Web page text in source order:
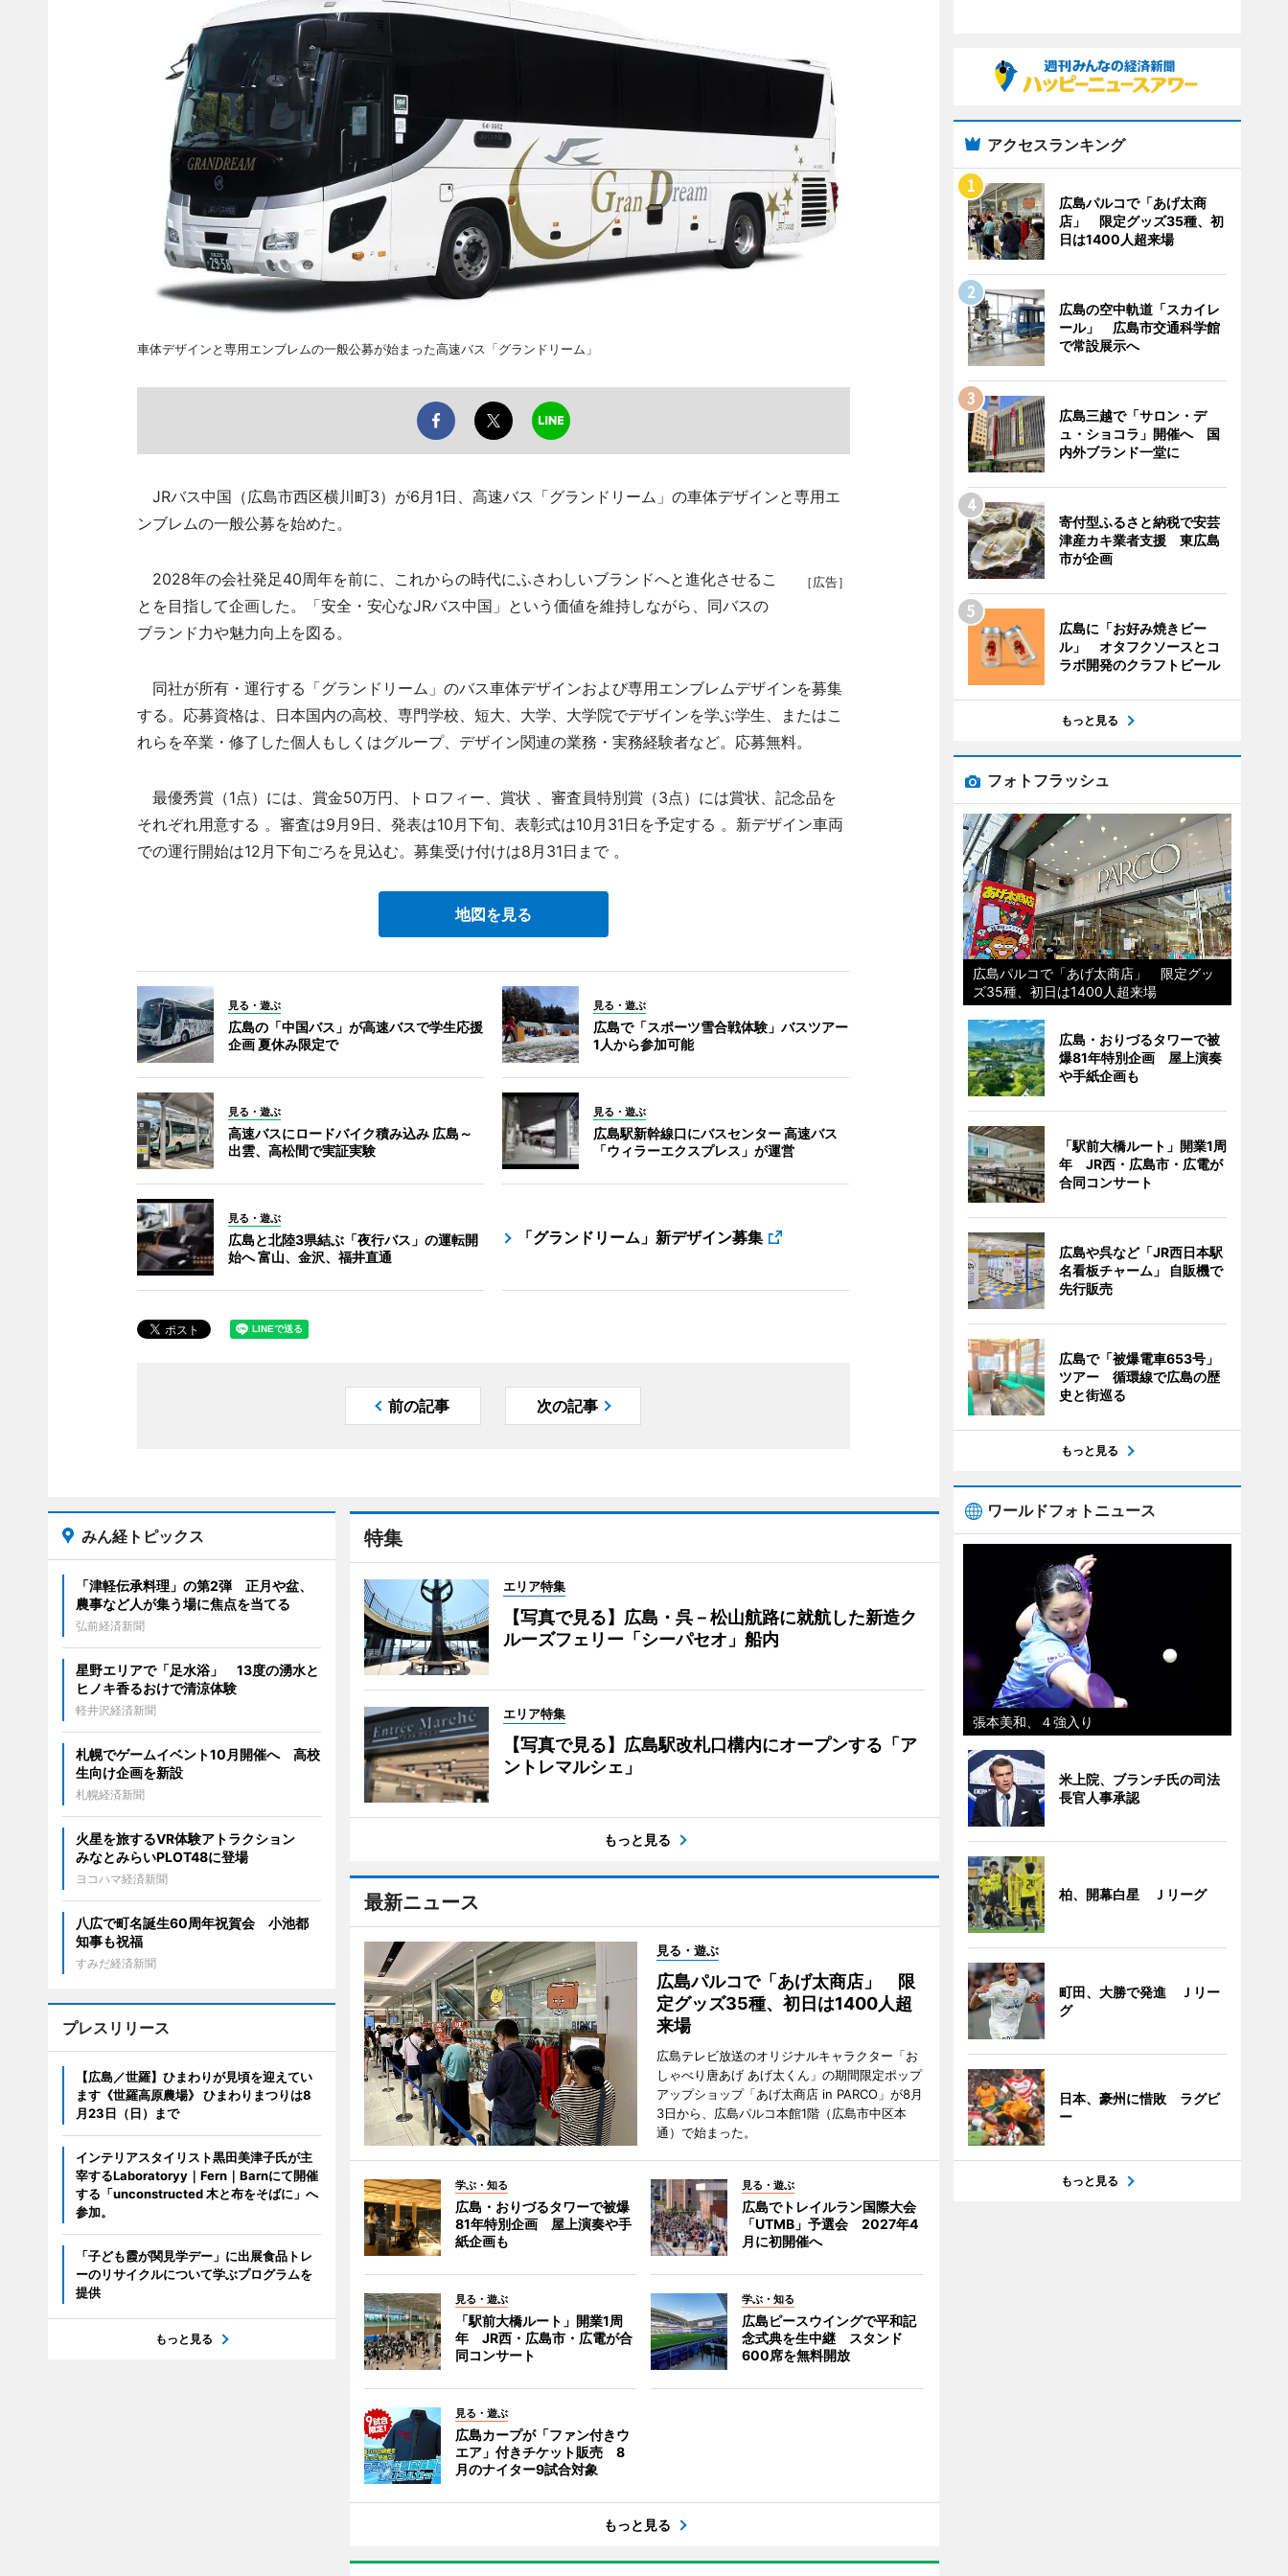
車体デザインと専用エンブレムの一般公募が始まった高速バス「グランドリーム」
JRバス中国（広島市西区横川町3）が6月1日、高速バス「グランドリーム」の車体デザインと専用エ
ンブレムの一般公募を始めた。
［広告］
2028年の会社発足40周年を前に、これからの時代にふさわしいブランドへと進化させるこ
とを目指して企画した。「安全・安心なJRバス中国」という価値を維持しながら、同バスの
ブランド力や魅力向上を図る。
同社が所有・運行する「グランドリーム」のバス車体デザインおよび専用エンブレムデザインを募集
する。応募資格は、日本国内の高校、専門学校、短大、大学、大学院でデザインを学ぶ学生、またはこ
れらを卒業・修了した個人もしくはグループ、デザイン関連の業務・実務経験者など。応募無料。
最優秀賞（1点）には、賞金50万円、トロフィー、賞状 、審査員特別賞（3点）には賞状、記念品を
それぞれ用意する 。審査は9月9日、発表は10月下旬、表彰式は10月31日を予定する 。新デザイン車両
での運行開始は12月下旬ごろを見込む。募集受け付けは8月31日まで 。
地図を見る
見る・遊ぶ
広島の「中国バス」が高速バスで学生応援
企画 夏休み限定で
見る・遊ぶ
広島で「スポーツ雪合戦体験」バスツアー
1人から参加可能
見る・遊ぶ
高速バスにロードバイク積み込み 広島～
出雲、高松間で実証実験
見る・遊ぶ
広島駅新幹線口にバスセンター 高速バス
「ウィラーエクスプレス」が運営
見る・遊ぶ
広島と北陸3県結ぶ「夜行バス」の運転開
始へ 富山、金沢、福井直通
「グランドリーム」新デザイン募集
前の記事 次の記事
特集
エリア特集
【写真で見る】広島・呉－松山航路に就航した新造ク
ルーズフェリー「シーパセオ」船内
エリア特集
【写真で見る】広島駅改札口構内にオープンする「ア
ントレマルシェ」
もっと見る
最新ニュース
見る・遊ぶ
広島パルコで「あげ太商店」 限
定グッズ35種、初日は1400人超
来場
広島テレビ放送のオリジナルキャラクター「お
しゃべり唐あげ あげ太くん」の期間限定ポップ
アップショップ「あげ太商店 in PARCO」が8月
3日から、広島パルコ本館1階（広島市中区本
通）で始まった。
学ぶ・知る
広島・おりづるタワーで被爆
81年特別企画 屋上演奏や手
紙企画も
見る・遊ぶ
広島でトレイルラン国際大会
「UTMB」予選会 2027年4
月に初開催へ
見る・遊ぶ
「駅前大橋ルート」開業1周
年 JR西・広島市・広電が合
同コンサート
学ぶ・知る
広島ピースウイングで平和記
念式典を生中継 スタンド
600席を無料開放
見る・遊ぶ
広島カープが「ファン付きウ
エア」付きチケット販売 8
月のナイター9試合対象
もっと見る
みん経トピックス
「津軽伝承料理」の第2弾 正月や盆、
農事など人が集う場に焦点を当てる
弘前経済新聞
星野エリアで「足水浴」 13度の湧水と
ヒノキ香るおけで清涼体験
軽井沢経済新聞
札幌でゲームイベント10月開催へ 高校
生向け企画を新設
札幌経済新聞
火星を旅するVR体験アトラクション
みなとみらいPLOT48に登場
ヨコハマ経済新聞
八広で町名誕生60周年祝賀会 小池都
知事も祝福
すみだ経済新聞
プレスリリース
【広島／世羅】ひまわりが見頃を迎えてい
ます《世羅高原農場》 ひまわりまつりは8
月23日（日）まで
インテリアスタイリスト黒田美津子氏が主
宰するLaboratoryy｜Fern｜Barnにて開催
する「unconstructed 木と布をそばに」へ
参加。
「子ども霞が関見学デー」に出展食品トレ
ーのリサイクルについて学ぶプログラムを
提供
もっと見る
アクセスランキング
広島パルコで「あげ太商
店」 限定グッズ35種、初
日は1400人超来場
広島の空中軌道「スカイレ
ール」 広島市交通科学館
で常設展示へ
広島三越で「サロン・デ
ュ・ショコラ」開催へ 国
内外ブランド一堂に
寄付型ふるさと納税で安芸
津産カキ業者支援 東広島
市が企画
広島に「お好み焼きビー
ル」 オタフクソースとコ
ラボ開発のクラフトビール
もっと見る
フォトフラッシュ
広島パルコで「あげ太商店」 限定グッ
ズ35種、初日は1400人超来場
広島・おりづるタワーで被
爆81年特別企画 屋上演奏
や手紙企画も
「駅前大橋ルート」開業1周
年 JR西・広島市・広電が
合同コンサート
広島や呉など「JR西日本駅
名看板チャーム」 自販機で
先行販売
広島で「被爆電車653号」
ツアー 循環線で広島の歴
史と街巡る
もっと見る
ワールドフォトニュース
張本美和、４強入り
米上院、ブランチ氏の司法
長官人事承認
柏、開幕白星 Ｊリーグ
町田、大勝で発進 Ｊリー
グ
日本、豪州に惜敗 ラグビ
ー
もっと見る